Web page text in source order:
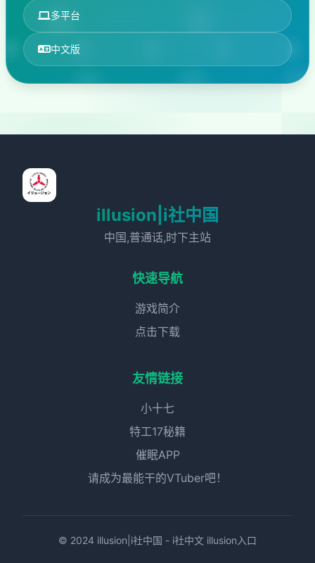
多平台
中文版
illusion|i社中国
中国,普通话,时下主站
快速导航
游戏简介
点击下载
友情链接
小十七
特工17秘籍
催眠APP
请成为最能干的VTuber吧！
© 2024 illusion|i社中国 - i社中文 illusion入口